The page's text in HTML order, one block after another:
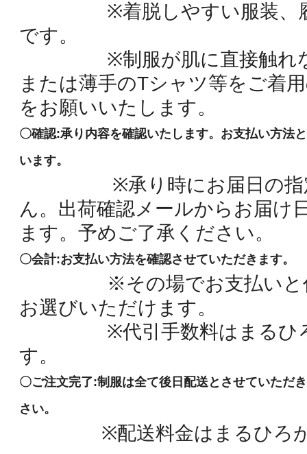
※着脱しやすい服装、履
です。
※制服が肌に直接触れな
または薄手のTシャツ等をご着
をお願いいたします。
〇確認:承り内容を確認いたします。お支払い方法
います。
※承り時にお届日の指定
ん。出荷確認メールからお届け
ます。予めご了承ください。
〇会計:お支払い方法を確認させていただきます。
※その場でお支払いと代
お選びいただけます。
※代引手数料はまるひろ
す。
〇ご注文完了:制服は全て後日配送とさせていただ
さい。
※配送料金はまるひろが